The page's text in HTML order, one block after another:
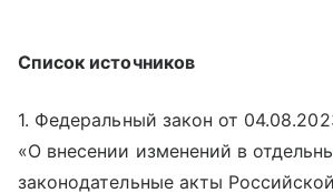
Список источников
1. Федеральный закон от
«О внесении изменений в
законодательные акты